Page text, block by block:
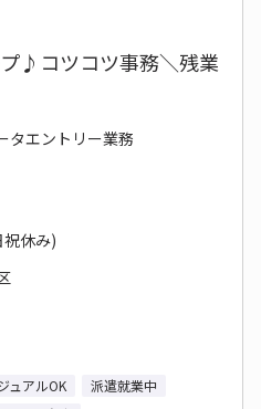
プ♪コツコツ事務＼残業
タエントリー業務
休み)
ュアルOK
派遣就業中